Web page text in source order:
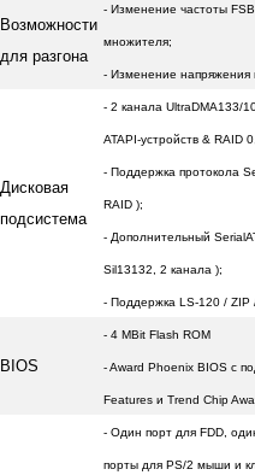
Возможности
для разгона
- Изменение частоты
множителя;
- Изменение напряжения
Дисковая
подсистема
- 2 канала UltraDMA133/
ATAPI-устройств & RAID
- Поддержка протокола
RAID );
- Дополнительный
Sil13132, 2 канала );
- Поддержка LS-120 / ZIP
BIOS
- 4 MBit Flash ROM
- Award Phoenix BIOS с
Features и Trend Chip
- Один порт для FDD,
порты для PS/2 мыши и